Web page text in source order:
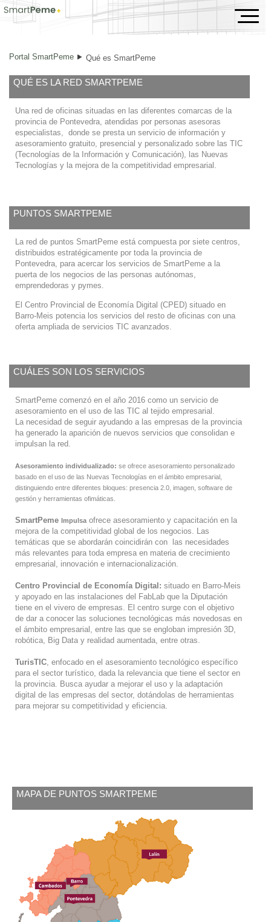
Qué es SmartPeme
Portal SmartPeme Qué es SmartPeme
QUÉ ES LA RED SMARTPEME
Una red de oficinas situadas en las diferentes comarcas de la
provincia de Pontevedra, atendidas por personas asesoras
especialistas, donde se presta un servicio de información y
asesoramiento gratuito, presencial y personalizado sobre las TIC
(Tecnologías de la Información y Comunicación), las Nuevas
Tecnologías y la mejora de la competitividad empresarial.
PUNTOS SMARTPEME
La red de puntos SmartPeme está compuesta por siete centros,
distribuidos estratégicamente por toda la provincia de
Pontevedra, para acercar los servicios de SmartPeme a la
puerta de los negocios de las personas autónomas,
emprendedoras y pymes.
El Centro Provincial de Economía Digital (CPED) situado en
Barro-Meis potencia los servicios del resto de oficinas con una
oferta ampliada de servicios TIC avanzados.
CUÁLES SON LOS SERVICIOS
SmartPeme comenzó en el año 2016 como un servicio de
asesoramiento en el uso de las TIC al tejido empresarial.
La necesidad de seguir ayudando a las empresas de la provincia
ha generado la aparición de nuevos servicios que consolidan e
impulsan la red.
Asesoramiento individualizado: se ofrece asesoramiento personalizado
basado en el uso de las Nuevas Tecnologías en el ámbito empresarial,
distinguiendo entre diferentes bloques: presencia 2.0, imagen, software de
gestión y herramientas ofimáticas.
SmartPeme Impulsa ofrece asesoramiento y capacitación en la
mejora de la competitividad global de los negocios. Las
temáticas que se abordarán coincidirán con las necesidades
más relevantes para toda empresa en materia de crecimiento
empresarial, innovación e internacionalización.
Centro Provincial de Economía Digital: situado en Barro-Meis
y apoyado en las instalaciones del FabLab que la Diputación
tiene en el vivero de empresas. El centro surge con el objetivo
de dar a conocer las soluciones tecnológicas más novedosas en
el ámbito empresarial, entre las que se engloban impresión 3D,
robótica, Big Data y realidad aumentada, entre otras.
TurisTIC , enfocado en el asesoramiento tecnológico específico
para el sector turístico, dada la relevancia que tiene el sector en
la provincia. Busca ayudar a mejorar el uso y la adaptación
digital de las empresas del sector, dotándolas de herramientas
para mejorar su competitividad y eficiencia.
MAPA DE PUNTOS SMARTPEME